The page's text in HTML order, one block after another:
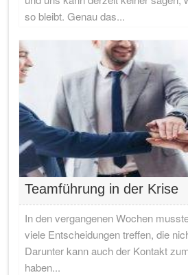
so bleibt. Genau das...
Teamführung in der Krise
In den vergangenen Wochen
viele Entscheidungen treffen, die
Darunter kann auch der Kontakt
haben...